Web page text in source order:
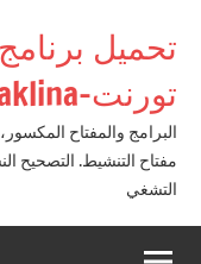
تحميل
تورنت-alkaraklina
مفتاح التنشيط. التصحيح
التشغي